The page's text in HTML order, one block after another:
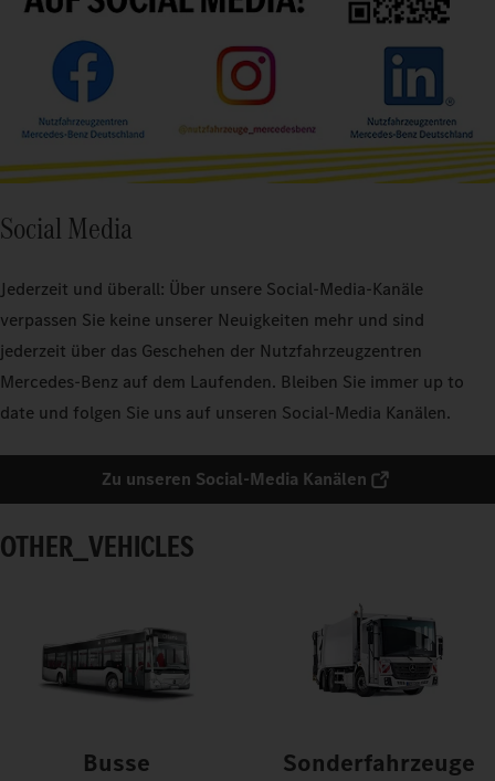
Social Media
Jederzeit und überall: Über unsere Social-Media-Kanäle
verpassen Sie keine unserer Neuigkeiten mehr und sind
jederzeit über das Geschehen der Nutzfahrzeugzentren
Mercedes-Benz auf dem Laufenden. Bleiben Sie immer up to
date und folgen Sie uns auf unseren Social-Media Kanälen.
Zu unseren Social-Media Kanälen
OTHER_VEHICLES
Busse Sonderfahrzeuge